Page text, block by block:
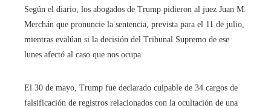
Según el diario, los abogados de Trump pidieron al juez Juan M.
Merchán que pronuncie la sentencia, prevista para el 11 de julio,
mientras evalúan si la decisión del Tribunal Supremo de ese
lunes afectó al caso que nos ocupa.
El 30 de mayo, Trump fue declarado culpable de 34 cargos de
falsificación de registros relacionados con la ocultación de una